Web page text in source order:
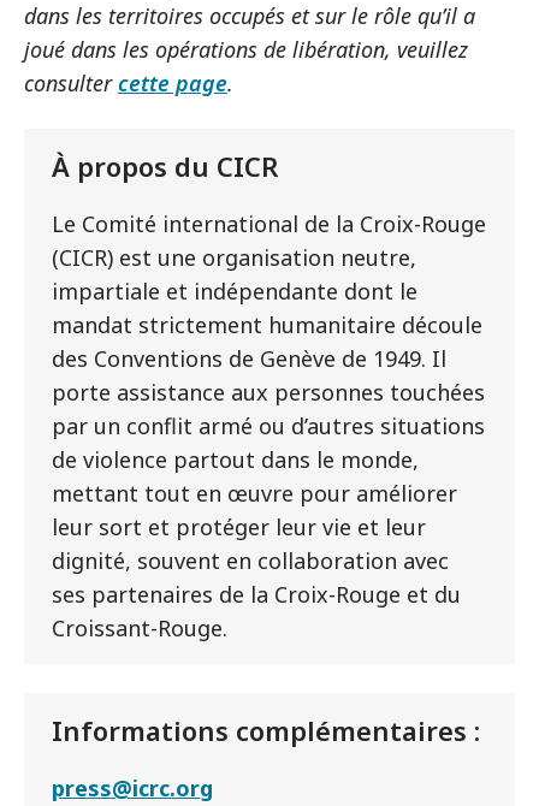
dans les territoires occupés et sur le rôle qu’il a
joué dans les opérations de libération, veuillez
consultercette page.
À propos du CICR
Le Comité international de la Croix-Rouge
(CICR) est une organisation neutre,
impartiale et indépendante dont le
mandat strictement humanitaire découle
des Conventions de Genève de 1949. Il
porte assistance aux personnes touchées
par un conflit armé ou d’autres situations
de violence partout dans le monde,
mettant tout en œuvre pour améliorer
leur sort et protéger leur vie et leur
dignité, souvent en collaboration avec
ses partenaires de la Croix-Rouge et du
Croissant-Rouge.
Informations complémentaires :
press@icrc.org